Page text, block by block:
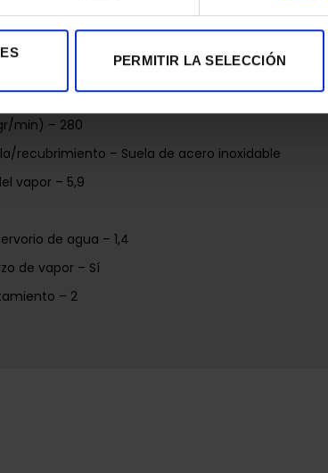
PERMITIR LA SELECCIÓN
min) – 120
– Aluminio, Negro
min) – 280
recubrimiento – Suela de acero inoxidable
vapor – 5,9
de agua – 1,4
de vapor – Sí
– 2